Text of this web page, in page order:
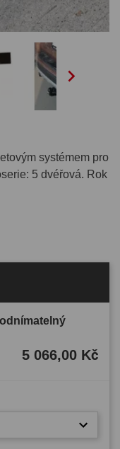

systémem pro
5 dvéřová. Rok
5 066,00 Kč